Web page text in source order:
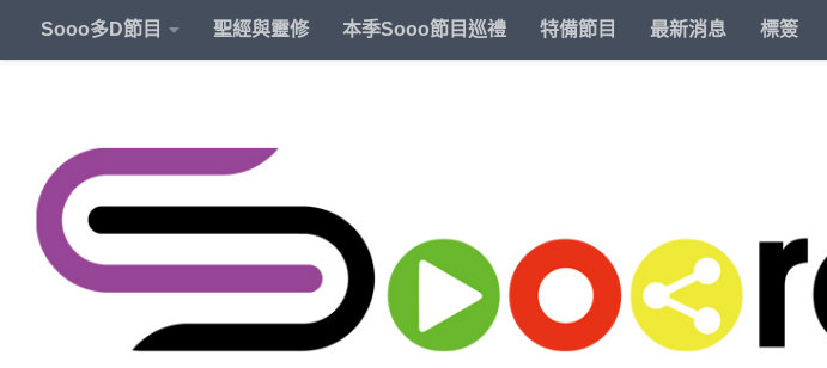
Sooo多D節目 聖經與靈修 本季Sooo節目巡禮 特備節目 最新消息 標簽